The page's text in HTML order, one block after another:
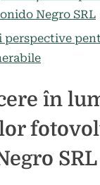
Negro SRL
perspective
în
SRL